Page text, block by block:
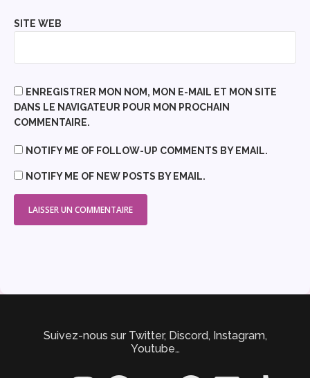
SITE WEB
ENREGISTRER MON NOM, MON E-MAIL ET MON SITE
DANS LE NAVIGATEUR POUR MON PROCHAIN
COMMENTAIRE.
NOTIFY ME OF FOLLOW-UP COMMENTS BY EMAIL.
NOTIFY ME OF NEW POSTS BY EMAIL.
Suivez-nous sur Twitter, Discord, Instagram,
Youtube…